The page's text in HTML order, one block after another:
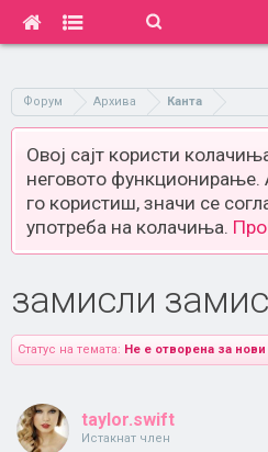
Форум Архива Канта
Овој сајт користи
неговото
го користиш, значи се
употреба на колачиња.
замисли
Статус на темата: Не е отворена за
taylor.swift
Истакнат член